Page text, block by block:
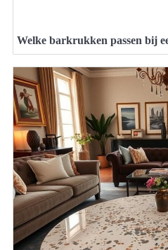
Welke barkrukken passen bij